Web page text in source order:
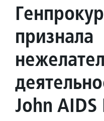
признала
John